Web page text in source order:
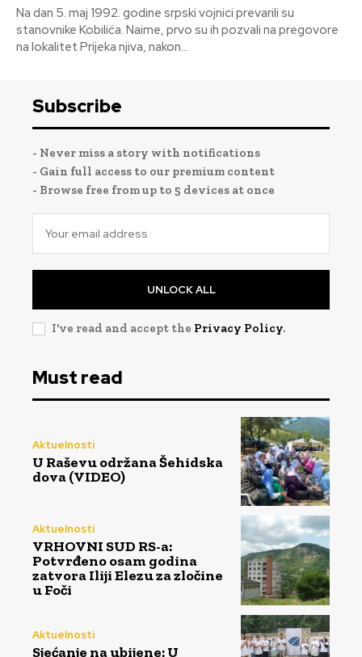
Na dan 5. maj 1992. godine srpski vojnici prevarili su
stanovnike Kobilića. Naime, prvo su ih pozvali na pregovore
na lokalitet Prijeka njiva, nakon...
Subscribe
- Never miss a story with notifications
- Gain full access to our premium content
- Browse free from up to 5 devices at once
UNLOCK ALL
I've read and accept the Privacy Policy.
Must read
Aktuelnosti
U Raševu održana Šehidska
dova (VIDEO)
Aktuelnosti
VRHOVNI SUD RS-a:
Potvrđeno osam godina
zatvora Iliji Elezu za zločine
u Foči
Aktuelnosti
Sjećanje na ubijene: U